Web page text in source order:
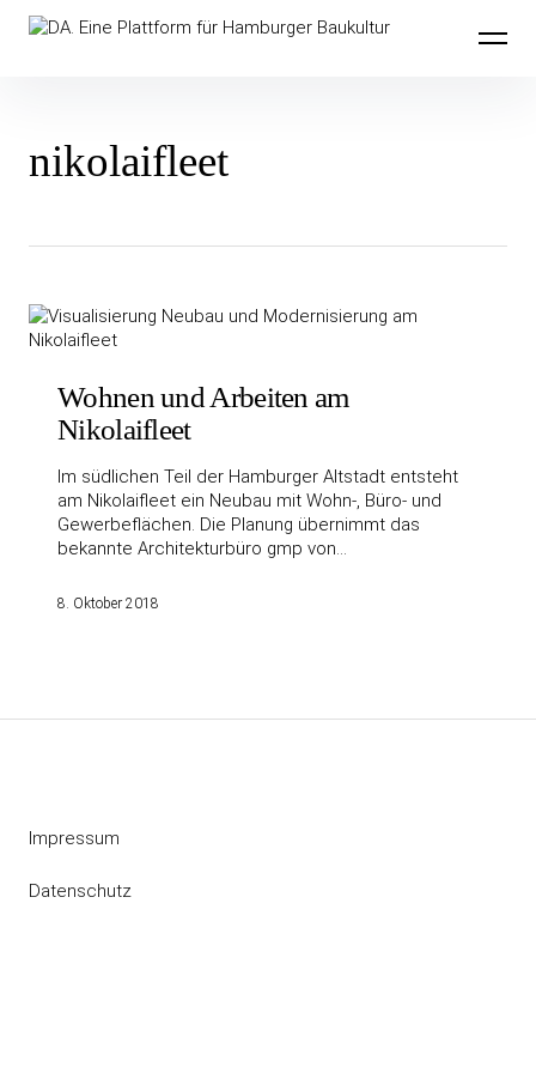
Inhalte
überspringenDA. Eine Plattform für Hamburger
nikolaifleet
Wohnen und Arbeiten am
Nikolaifleet
Im südlichen Teil der Hamburger Altstadt entsteht
am Nikolaifleet ein Neubau mit Wohn-, Büro- und
Gewerbeflächen. Die Planung übernimmt das
bekannte Architekturbüro gmp von…
8. Oktober 2018
Impressum
Datenschutz